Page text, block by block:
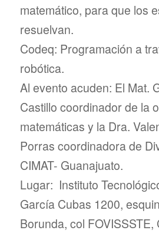
matemático, para que los
resuelvan.
Codeq: Programación a
robótica.
Al evento acuden: El Mat.
Castillo coordinador de la
matemáticas y la Dra.
Porras coordinadora de
CIMAT- Guanajuato.
Lugar: Instituto
García Cubas 1200,
Borunda, col FOVISSSTE,